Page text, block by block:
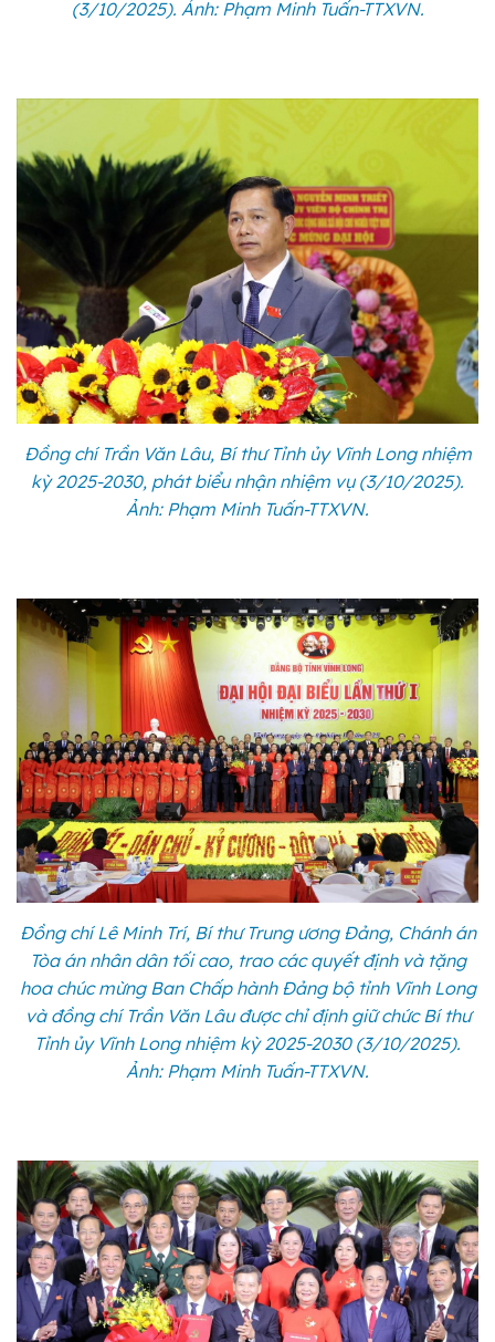
(3/10/2025). Ảnh: Phạm Minh Tuấn-TTXVN.
Đồng chí Trần Văn Lâu, Bí thư Tỉnh ủy Vĩnh Long nhiệm
kỳ 2025-2030, phát biểu nhận nhiệm vụ (3/10/2025).
Ảnh: Phạm Minh Tuấn-TTXVN.
Đồng chí Lê Minh Trí, Bí thư Trung ương Đảng, Chánh án
Tòa án nhân dân tối cao, trao các quyết định và tặng
hoa chúc mừng Ban Chấp hành Đảng bộ tỉnh Vĩnh Long
và đồng chí Trần Văn Lâu được chỉ định giữ chức Bí thư
Tỉnh ủy Vĩnh Long nhiệm kỳ 2025-2030 (3/10/2025).
Ảnh: Phạm Minh Tuấn-TTXVN.